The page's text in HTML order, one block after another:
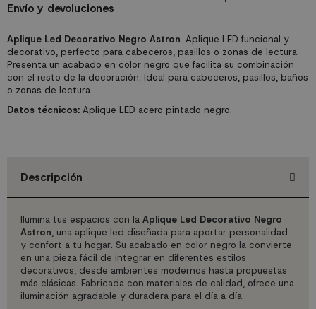
Aplique Led Decorativo Negro Astron. Aplique LED funcional y
decorativo, perfecto para cabeceros, pasillos o zonas de lectura.
Presenta un acabado en color negro que facilita su combinación
con el resto de la decoración. Ideal para cabeceros, pasillos, baños
o zonas de lectura.
Datos técnicos:Aplique LED acero pintado negro.
Envío y devoluciones
Descripción
Ilumina tus espacios con laAplique Led Decorativo Negro
Astron, una aplique led diseñada para aportar personalidad
y confort a tu hogar. Su acabado en color negro la convierte
en una pieza fácil de integrar en diferentes estilos
decorativos, desde ambientes modernos hasta propuestas
más clásicas. Fabricada con materiales de calidad, ofrece una
iluminación agradable y duradera para el día a día.